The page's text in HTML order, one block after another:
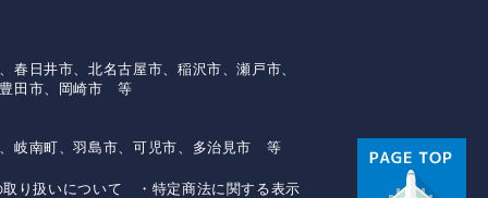
春日井市、北名古屋市、稲沢市、瀬戸市、
豊田市、岡崎市 等
岐南町、羽島市、可児市、多治見市 等
取り扱いについて ・特定商法に関する表示